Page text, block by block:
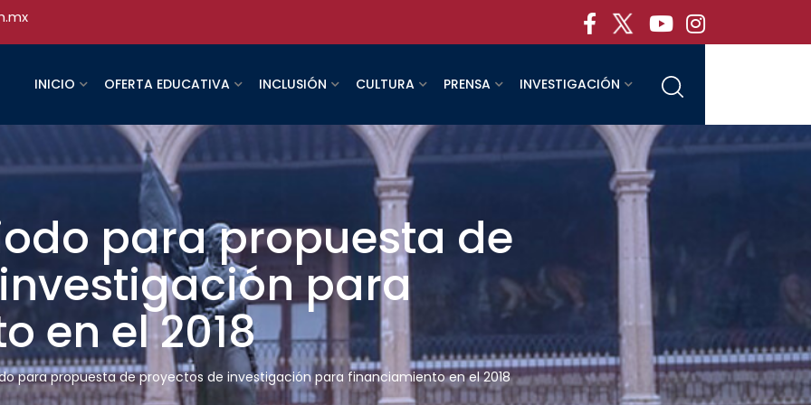
INICIO OFERTA EDUCATIVA INCLUSIÓN CULTURA PRENSA INVESTIGACIÓN
para propuesta de
para
en el 2018
para propuesta de proyectos de investigación para financiamiento en el 2018